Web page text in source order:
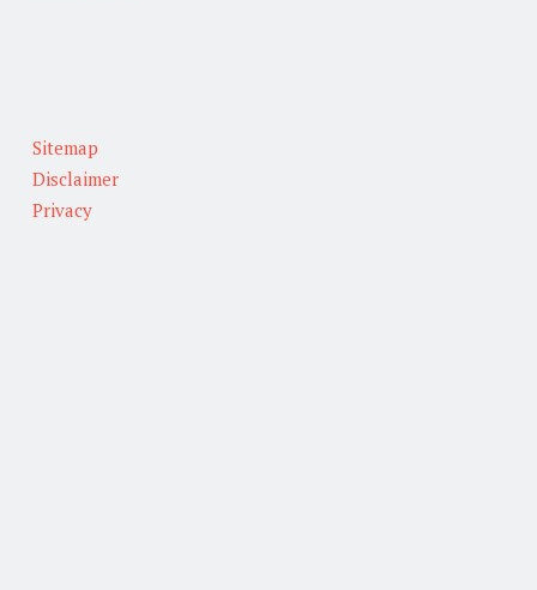
Sitemap
Disclaimer
Privacy